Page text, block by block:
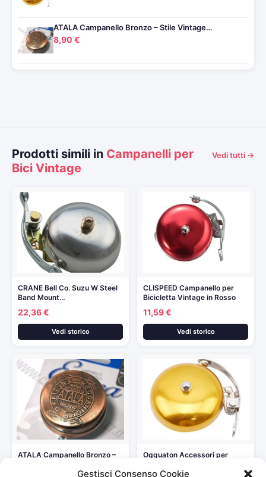
Gestisci Consenso Cookie
ATALA Campanello Bronzo – Stile Vintage…
8,90 €
Prodotti simili in Campanelli per
Bici Vintage
Vedi tutti →
CRANE Bell Co. Suzu W Steel
Band Mount…
22,36 €
Vedi storico
CLISPEED Campanello per
Bicicletta Vintage in Rosso
11,59 €
Vedi storico
ATALA Campanello Bronzo –
Ogquaton Accessori per
biciclette…